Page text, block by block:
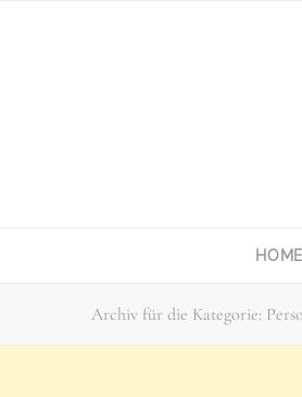
HOME
Archiv für die Kategorie: